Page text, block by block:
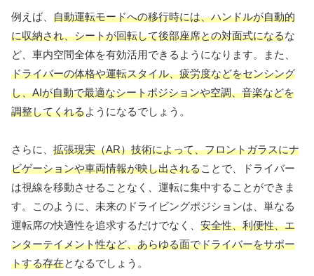
例えば、 自動運転モードへの移行時には、ハンドルが自動的
に収納され、シートが回転して後部座席との対面式になるな
ど、車内空間全体を有効活用できるようになります。また、
ドライバーの体格や運転スタイル、疲労度などをセンシング
し、AIが自動で最適なシートポジションや空調、音楽などを
調整してくれるようになるでしょう。
さらに、 拡張現実（AR）技術によって、フロントガラスにナ
ビゲーションや車両情報が映し出されることで、ドライバー
は視線を移動させることなく、運転に集中することができま
す。このように、未来のドライビングポジションは、単なる
運転席の快適性を追求するだけでなく、 安全性、利便性、エ
ンターテイメント性など、あらゆる面でドライバーをサポー
トする存在となるでしょう。